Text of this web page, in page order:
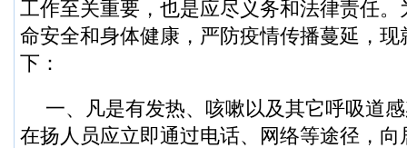
工作至关重要，也是应尽义务和法律责任
命安全和身体健康，严防疫情传播蔓延，
下：
一、凡是有发热、咳嗽以及其它呼吸道
在扬人员应立即通过电话、网络等途径，